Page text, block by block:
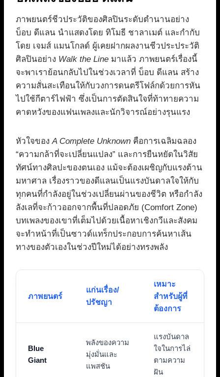
ภาพยนตร์ชีวประวัติของศิลปินระดับตำนานอย่าง
บ็อบ ดีแลน นำแสดงโดย ทิโมธี ชาลาเมต์ และกำกับ
โดย เจมส์ แมนโกลด์ ผู้เคยฝากผลงานชีวประประวัติ
ศิลปินอย่าง Walk the Line มาแล้ว ภาพยนตร์เรื่องนี้
จะพาเราย้อนกลับไปในช่วงเวลาที่ บ็อบ ดีแลน สร้าง
ความสั่นสะเทือนให้กับวงการดนตรีโฟล์กด้วยการหัน
ไปใช้กีตาร์ไฟฟ้า ซึ่งเป็นการตัดสินใจที่ท้าทายความ
คาดหวังของแฟนเพลงและนักวิจารณ์อย่างรุนแรง
หัวใจของA Complete Unknown คือการเฉลิมฉลอง
“ความกล้าที่จะเปลี่ยนแปลง” และการยืนหยัดในวิสัย
ทัศน์ทางศิลปะของตนเอง แม้จะต้องเผชิญกับแรงต้าน
มหาศาล เรื่องราวของดีแลนเป็นแรงบันดาลใจให้กับ
ทุกคนที่กำลังอยู่ในช่วงเปลี่ยนผ่านของชีวิต หรือกำลัง
ลังเลที่จะก้าวออกจากพื้นที่ปลอดภัย (Comfort Zone)
บทเพลงของเขาที่เต็มไปด้วยเนื้อหาเชิงกวีและสังคม
จะทำหน้าที่เป็นซาวด์แทร็กประกอบการค้นหาเส้น
ทางของตัวเองในช่วงปีใหม่ได้อย่างทรงพลัง
ภาพยนตร์
แก่นเรื่อง/
ปรัชญา
เหมาะ
สำหรับผู้ที่
ต้องการ
Blue
Giant
พลังของความ
มุ่งมั่นและ
แพสชัน
แรงบันดาล
ใจในการไล่
ตามความ
ฝัน